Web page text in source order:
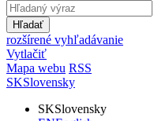
Hľadať
rozšírené vyhľadávanie
Vytlačiť
Mapa webu RSS
SKSlovensky
SKSlovensky